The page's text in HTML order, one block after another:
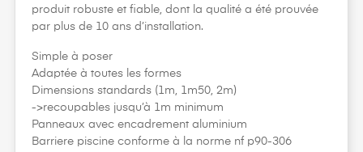
produit robuste et fiable, dont la qualité a été prouvée
par plus de 10 ans d’installation.
Simple à poser
Adaptée à toutes les formes
Dimensions standards (1m, 1m50, 2m)
->recoupables jusqu’à 1m minimum
Panneaux avec encadrement aluminium
Barriere piscine conforme à la norme nf p90-306